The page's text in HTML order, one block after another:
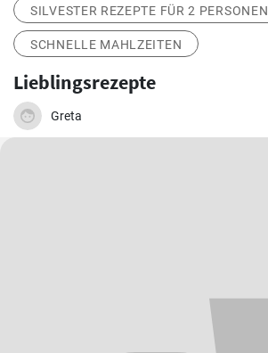
SILVESTER REZEPTE FÜR 2 PERSONEN
SCHNELLE MAHLZEITEN
Lieblingsrezepte
Greta